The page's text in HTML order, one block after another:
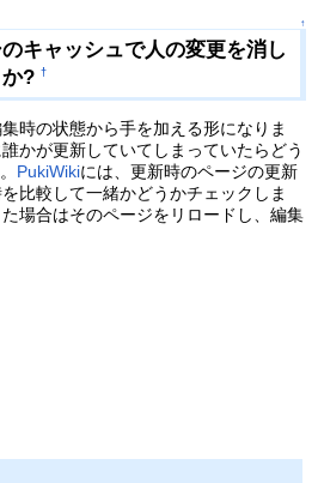
↑
キャッシュで人の変更を消し
か?†
時の状態から手を加える形になりま
かが更新していてしまっていたらどう
PukiWikiには、更新時のページの更新
比較して一緒かどうかチェックしま
場合はそのページをリロードし、編集